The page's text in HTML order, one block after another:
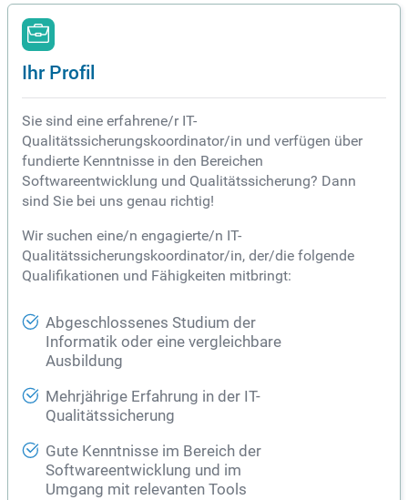
Ihr Profil
Sie sind eine erfahrene/r IT-
Qualitätssicherungskoordinator/in und verfügen über
fundierte Kenntnisse in den Bereichen
Softwareentwicklung und Qualitätssicherung? Dann
sind Sie bei uns genau richtig!
Wir suchen eine/n engagierte/n IT-
Qualitätssicherungskoordinator/in, der/die folgende
Qualifikationen und Fähigkeiten mitbringt:
Abgeschlossenes Studium der
Informatik oder eine vergleichbare
Ausbildung
Mehrjährige Erfahrung in der IT-
Qualitätssicherung
Gute Kenntnisse im Bereich der
Softwareentwicklung und im
Umgang mit relevanten Tools